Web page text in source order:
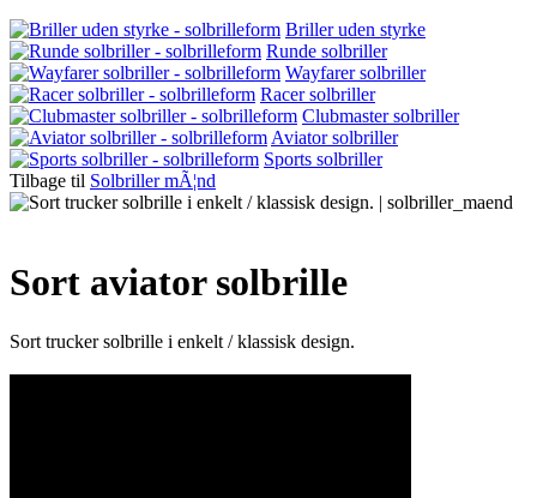
Briller uden styrke
Runde solbriller
Wayfarer solbriller
Racer solbriller
Clubmaster solbriller
Aviator solbriller
Sports solbriller
Tilbage til Solbriller mÃ¦nd
Sort aviator solbrille
Sort trucker solbrille i enkelt / klassisk design.